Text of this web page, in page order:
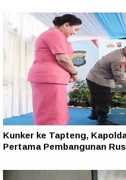
Kunker ke Tapteng,
Pertama Pembangunan